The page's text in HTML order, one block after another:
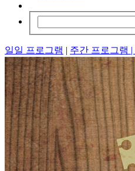
일일 프로그램 | 주간 프로그램 |